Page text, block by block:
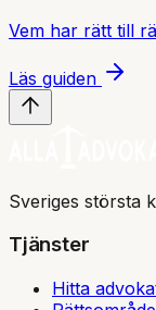
Vem har rätt till
Läs guiden
Sveriges största
Tjänster
Hitta